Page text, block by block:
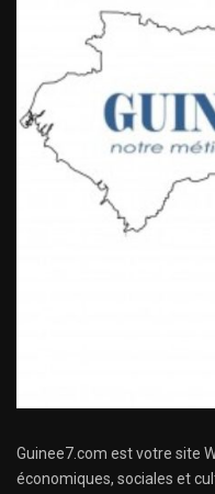
Guinee7.com est votre site
économiques, sociales et